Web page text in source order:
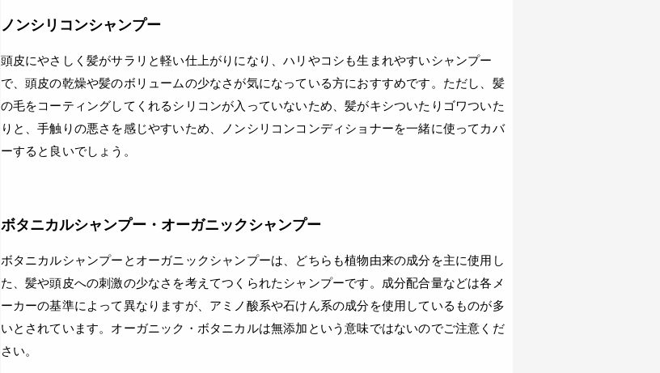
ノンシリコンシャンプー
頭皮にやさしく髪がサラリと軽い仕上がりになり、ハリやコシも生まれやすいシャンプー
で、頭皮の乾燥や髪のボリュームの少なさが気になっている方におすすめです。ただし、髪
の毛をコーティングしてくれるシリコンが入っていないため、髪がキシついたりゴワついた
りと、手触りの悪さを感じやすいため、ノンシリコンコンディショナーを一緒に使ってカバ
ーすると良いでしょう。
ボタニカルシャンプー・オーガニックシャンプー
ボタニカルシャンプーとオーガニックシャンプーは、どちらも植物由来の成分を主に使用し
た、髪や頭皮への刺激の少なさを考えてつくられたシャンプーです。成分配合量などは各メ
ーカーの基準によって異なりますが、アミノ酸系や石けん系の成分を使用しているものが多
いとされています。オーガニック・ボタニカルは無添加という意味ではないのでご注意くだ
さい。